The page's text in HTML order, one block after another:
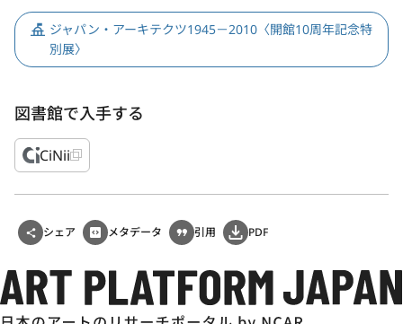
ジャパン・アーキテクツ1945－2010〈開館10周年記念特
別展〉
図書館で入手する
CiNii
シェア メタデータ 引用 PDF